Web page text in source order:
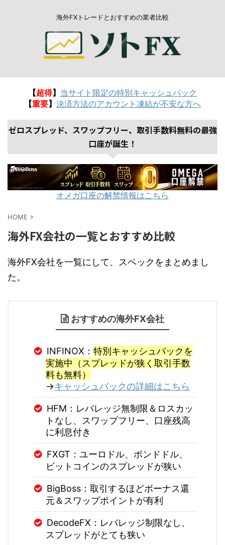
海外FXトレードとおすすめの業者比較
【超得】 当サイト限定の特別キャッシュバック
【重要】 決済方法のアカウント凍結が不安な方へ
ゼロスプレッド、スワップフリー、取引手数料無料の最強
口座が誕生！
オメガ口座の解禁情報はこちら
HOME >
海外FX会社の一覧とおすすめ比較
海外FX会社を一覧にして、スペックをまとめまし
た。
おすすめの海外FX会社
INFINOX： 特別キャッシュバックを
実施中（スプレッドが狭く取引手数
料も無料）
→キャッシュバックの詳細はこちら
HFM：レバレッジ無制限＆ロスカッ
トなし、スワップフリー、口座残高
に利息付き
FXGT：ユーロドル、ポンドドル、
ビットコインのスプレッドが狭い
BigBoss：取引するほどボーナス還
元＆スワップポイントが有利
DecodeFX：レバレッジ制限なし、
スプレッドがとても狭い